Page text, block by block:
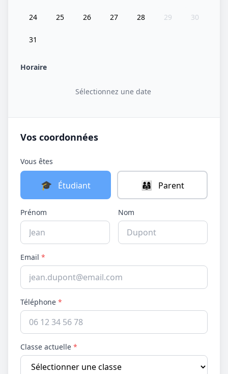
24 25 26 27 28 29 30
31
Horaire
Sélectionnez une date
Vos coordonnées
Vous êtes
🎓 Étudiant 👨‍👩‍👧 Parent
Prénom Nom
Email *
Téléphone *
Classe actuelle *